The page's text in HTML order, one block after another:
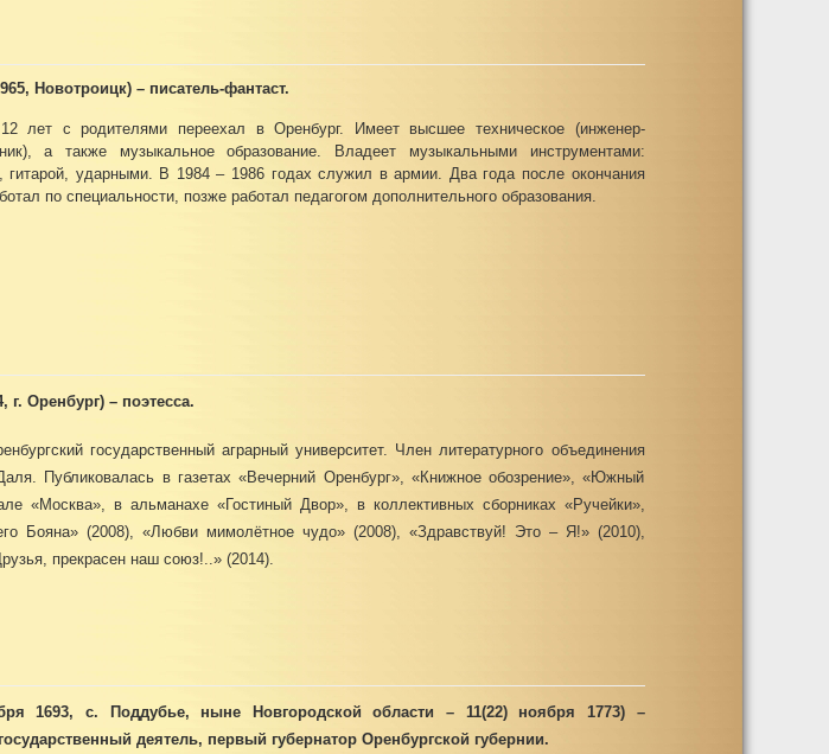
Новотроицк) – писатель-фантаст.
лет с родителями переехал в Оренбург. Имеет высшее техническое (инженер-
а также музыкальное образование. Владеет музыкальными инструментами:
гитарой, ударными. В 1984 – 1986 годах служил в армии. Два года после окончания
по специальности, позже работал педагогом дополнительного образования.
г. Оренбург) – поэтесса.
государственный аграрный университет. Член литературного объединения
Публиковалась в газетах «Вечерний Оренбург», «Книжное обозрение», «Южный
«Москва», в альманахе «Гостиный Двор», в коллективных сборниках «Ручейки»,
Бояна» (2008), «Любви мимолётное чудо» (2008), «Здравствуй! Это – Я!» (2010),
прекрасен наш союз!..» (2014).
1693, с. Поддубье, ныне Новгородской области – 11(22) ноября 1773) –
деятель, первый губернатор Оренбургской губернии.